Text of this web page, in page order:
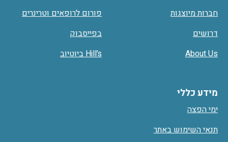
חברות מיוצגות
דרושים
About Us
מידע כללי
ימי הפצה
תנאי השימוש באתר
פורום לרופאים וטרינרים
בפייסבוק
Hill’s ביוטיוב